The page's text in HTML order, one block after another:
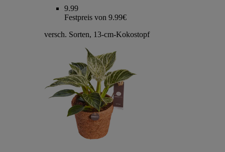
9.99
Festpreis von 9.99€
versch. Sorten, 13-cm-Kokostopf